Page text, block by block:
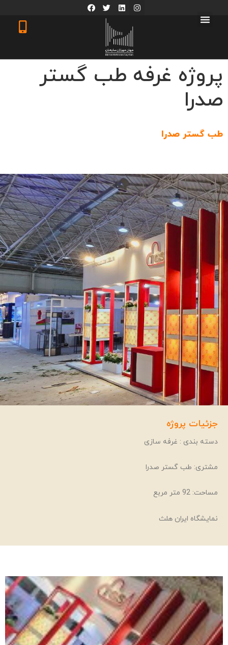
پروژه غرفه طب گستر
صدرا
طب گستر صدرا
جزئیات پروژه
دسته بندی : غرفه سازی
مشتری: طب گستر صدرا
مساحت: 92 متر مربع
نمایشگاه ایران هلث